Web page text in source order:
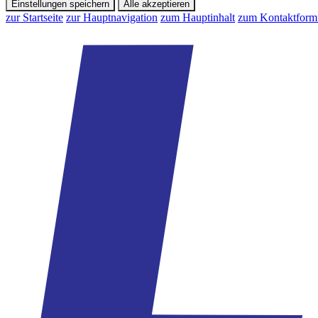
Einstellungen speichern Alle akzeptieren
zur Startseite zur Hauptnavigation zum Hauptinhalt zum